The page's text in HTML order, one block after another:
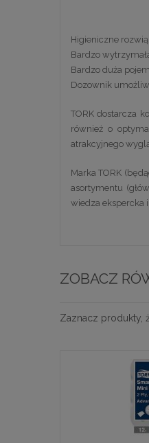
Higieniczne
Bardzo
Bardzo duża
Dozownik
TORK dostarcza
również o
atrakcyjnego
Marka TORK
asortymentu
wiedza ekspercka
ZOBACZ
Zaznacz produkty,